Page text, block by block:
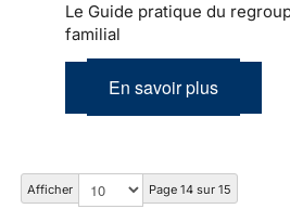
Le Guide pratique du
familial
En savoir plus
Afficher Page 14 sur 15